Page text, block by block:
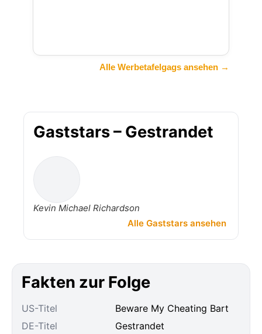
Alle Werbetafelgags ansehen →
Gaststars – Gestrandet
Kevin Michael Richardson
Alle Gaststars ansehen
Fakten zur Folge
US-Titel
Beware My Cheating Bart
DE-Titel
Gestrandet